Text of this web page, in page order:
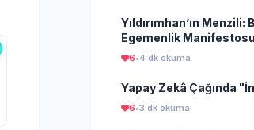
Yıldırımhan’ın
Egemenlik Manifestosu
6•4 dk okuma
Yapay Zekâ Çağında
6•3 dk okuma